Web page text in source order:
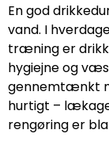
En god
vand. I
træning er
hygiejne og
gennemtænkt
hurtigt –
rengøring er